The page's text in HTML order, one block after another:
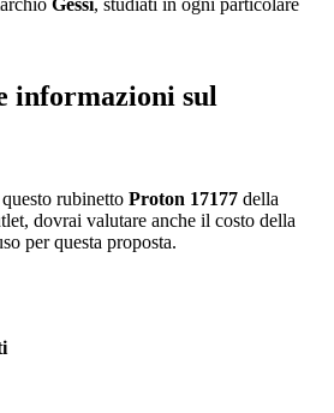
Gessi, studiati in ogni particolare
informazioni sul
rubinetto Proton 17177 della
dovrai valutare anche il costo della
per questa proposta.